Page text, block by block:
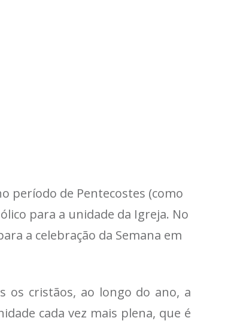
período de Pentecostes (como
para a unidade da Igreja. No
a celebração da Semana em
os cristãos, ao longo do ano, a
cada vez mais plena, que é